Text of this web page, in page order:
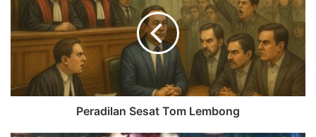
Peradilan Sesat Tom Lembong